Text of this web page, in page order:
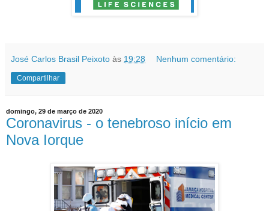
José Carlos Brasil Peixoto às 19:28 Nenhum comentário:
Compartilhar
domingo, 29 de março de 2020
Coronavirus - o tenebroso início em
Nova Iorque